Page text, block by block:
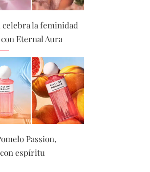
la feminidad
Eternal Aura
Passion,
espíritu